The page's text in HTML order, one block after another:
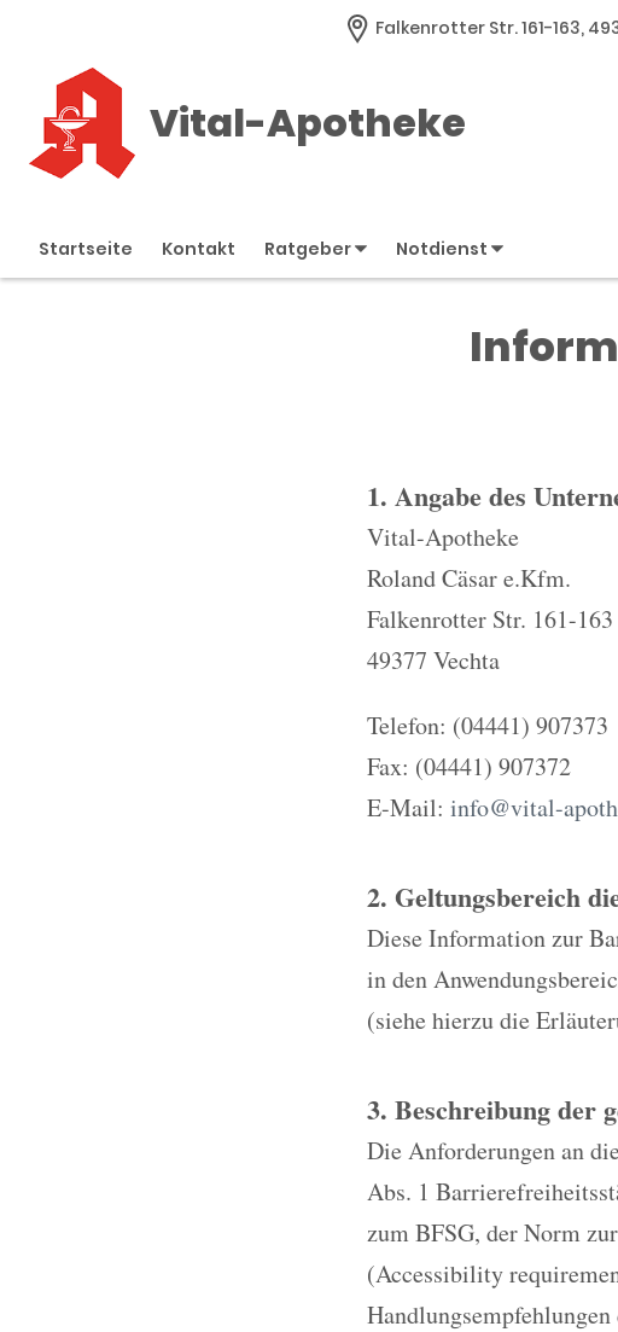
Falkenrotter Str. 161-163,
Vital-Apotheke
Startseite Kontakt Ratgeber Notdienst
1. Angabe des
Vital-Apotheke
Roland Cäsar e.Kfm.
Falkenrotter Str. 161-163
49377 Vechta
Telefon: (04441) 907373
Fax: (04441) 907372
E-Mail: info@vital-
2. Geltungsbereich
Diese Information zur
in den
(siehe hierzu die
3. Beschreibung der
Die Anforderungen an
Abs. 1
zum BFSG, der Norm
(Accessibility